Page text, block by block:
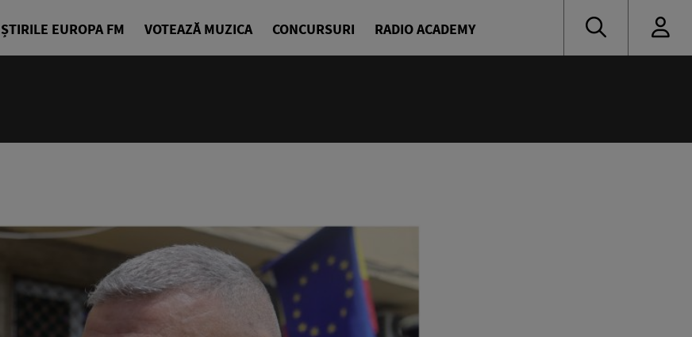
ȘTIRILE EUROPA FM VOTEAZĂ MUZICA CONCURSURI RADIO ACADEMY